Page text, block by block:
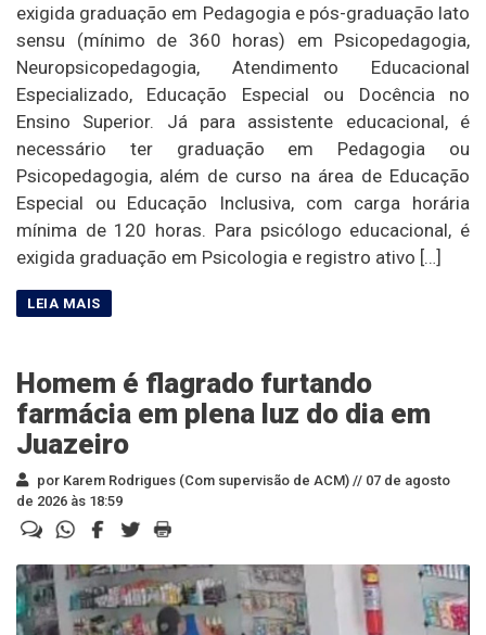
exigida graduação em Pedagogia e pós-graduação lato
sensu (mínimo de 360 horas) em Psicopedagogia,
Neuropsicopedagogia, Atendimento Educacional
Especializado, Educação Especial ou Docência no
Ensino Superior. Já para assistente educacional, é
necessário ter graduação em Pedagogia ou
Psicopedagogia, além de curso na área de Educação
Especial ou Educação Inclusiva, com carga horária
mínima de 120 horas. Para psicólogo educacional, é
exigida graduação em Psicologia e registro ativo […]
Homem é flagrado furtando
farmácia em plena luz do dia em
Juazeiro
por Karem Rodrigues (Com supervisão de ACM) // 07 de agosto
de 2026 às 18:59